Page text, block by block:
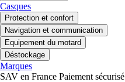
Casques
Protection et confort
Navigation et communication
Equipement du motard
Déstockage
Marques
SAV en France Paiement sécurisé